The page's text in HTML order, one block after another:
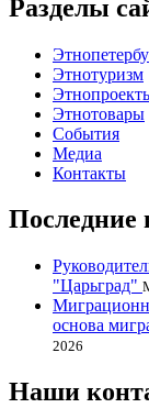
Разделы
Этнотуризм
Этнотовары
События
Медиа
Контакты
Последние
"Царьград"
основа
2026
Наши